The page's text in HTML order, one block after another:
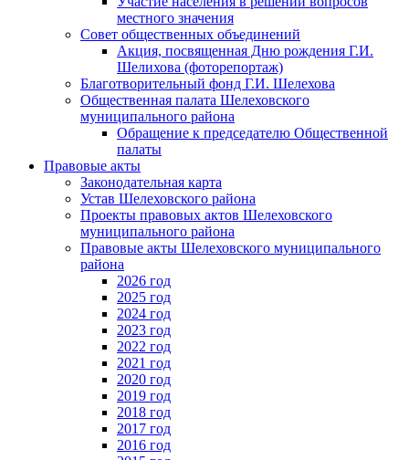
местного значения
Совет общественных объединений
Акция, посвященная Дню рождения Г.И.
Шелихова (фоторепортаж)
Благотворительный фонд Г.И. Шелехова
Общественная палата Шелеховского
муниципального района
Обращение к председателю Общественной
палаты
Правовые акты
Законодательная карта
Устав Шелеховского района
Проекты правовых актов Шелеховского
муниципального района
Правовые акты Шелеховского муниципального
района
2026 год
2025 год
2024 год
2023 год
2022 год
2021 год
2020 год
2019 год
2018 год
2017 год
2016 год